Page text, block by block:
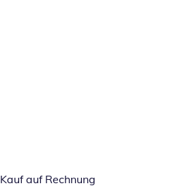
Kauf auf Rechnung